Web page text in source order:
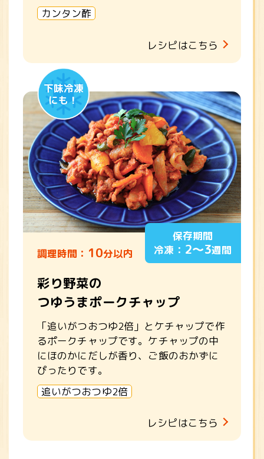
カンタン酢
レシピはこちら
調理時間： 10分以内
保存期間
冷凍： 2～3週間
彩り野菜の
つゆうまポークチャップ
「追いがつおつゆ2倍」とケチャップで作
るポークチャップです。ケチャップの中
にほのかにだしが香り、ご飯のおかずに
ぴったりです。
追いがつおつゆ2倍
レシピはこちら
下味冷凍
にも！